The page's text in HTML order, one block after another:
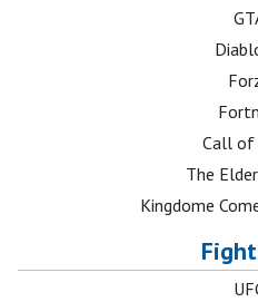
Call
The
Kingdome